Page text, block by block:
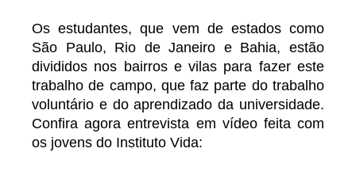
Os estudantes, que vem de estados como
São Paulo, Rio de Janeiro e Bahia, estão
divididos nos bairros e vilas para fazer este
trabalho de campo, que faz parte do trabalho
voluntário e do aprendizado da universidade.
Confira agora entrevista em vídeo feita com
os jovens do Instituto Vida: